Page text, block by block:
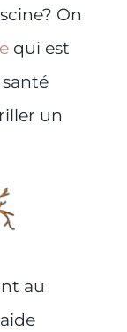
On
qui est
un
au